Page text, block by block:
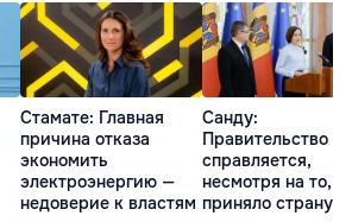
Стамате: Главная
причина отказа
экономить
электроэнергию —
недоверие к властям
Санду:
Правительство
справляется,
несмотря на то,
приняло страну в